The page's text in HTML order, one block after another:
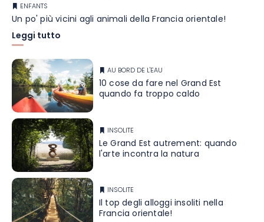
ENFANTS
Un po' più vicini agli animali della Francia orientale!
Leggi tutto
AU BORD DE L'EAU
10 cose da fare nel Grand Est
quando fa troppo caldo
INSOLITE
Le Grand Est autrement: quando
l'arte incontra la natura
INSOLITE
Il top degli alloggi insoliti nella
Francia orientale!